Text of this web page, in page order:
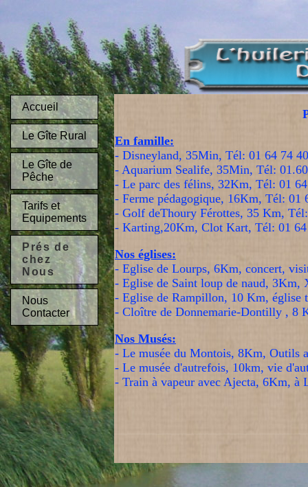
Accueil
Le Gîte Rural
Le Gîte de
Pêche
Tarifs et
Equipements
Prés de
chez
Nous
Nous
Contacter
En famille:
- Disneyland, 35Min, Tél: 01 64 74
- Aquarium Sealife, 35Min, Tél:
- Le parc des félins, 32Km, Tél: 01
- Ferme pédagogique, 16Km, Tél: 01
- Golf deThoury Férottes, 35 Km,
- Karting,20Km, Clot Kart, Tél: 01
Nos églises:
- Eglise de Lourps, 6Km, concert,
- Eglise de Saint loup de naud, 3Km,
- Eglise de Rampillon, 10 Km, église
- Cloître de Donnemarie-Dontilly , 8
Nos Musés:
- Le musée du Montois, 8Km, Outils
- Le musée d'autrefois, 10km, vie
- Train à vapeur avec Ajecta, 6Km, à